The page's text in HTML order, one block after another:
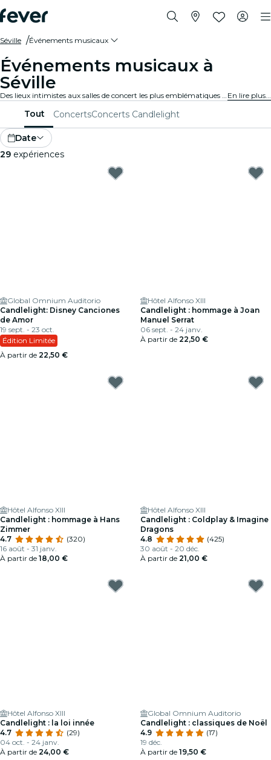
Séville Événements musicaux
Événements musicaux à
Séville
Des lieux intimistes aux salles de concert les plus emblématiques de la ville, Séville vit au rythme de la musique et propose un large éventail d'événements pour tous les goûts et tous les styles. En lire plus...
Tout ConcertsConcerts Candlelight
Date
29 expériences
Global Omnium Auditorio
Candlelight: Disney Canciones
de Amor
19 sept. - 23 oct.
Édition Limitée
À partir de 22,50 €
Hôtel Alfonso XIII
Candlelight : hommage à Joan
Manuel Serrat
06 sept. - 24 janv.
À partir de 22,50 €
Hôtel Alfonso XIII
Candlelight : hommage à Hans
Zimmer
4.7
(320)
16 août - 31 janv.
À partir de 18,00 €
Hôtel Alfonso XIII
Candlelight : Coldplay & Imagine
Dragons
4.8
(425)
30 août - 20 déc.
À partir de 21,00 €
Hôtel Alfonso XIII
Candlelight : la loi innée
4.7
(29)
04 oct. - 24 janv.
À partir de 24,00 €
Global Omnium Auditorio
Candlelight : classiques de Noël
4.9
(17)
19 déc.
À partir de 19,50 €